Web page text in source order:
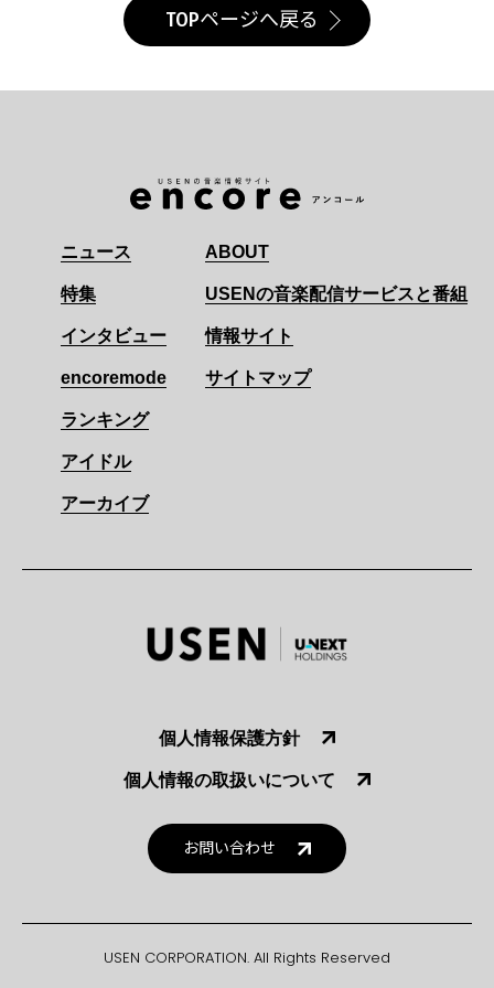
TOPページへ戻る
ニュース
特集
インタビュー
encoremode
ランキング
アイドル
アーカイブ
ABOUT
USENの音楽配信サービスと番組
情報サイト
サイトマップ
個人情報保護方針
個人情報の取扱いについて
お問い合わせ
USEN CORPORATION. All Rights Reserved